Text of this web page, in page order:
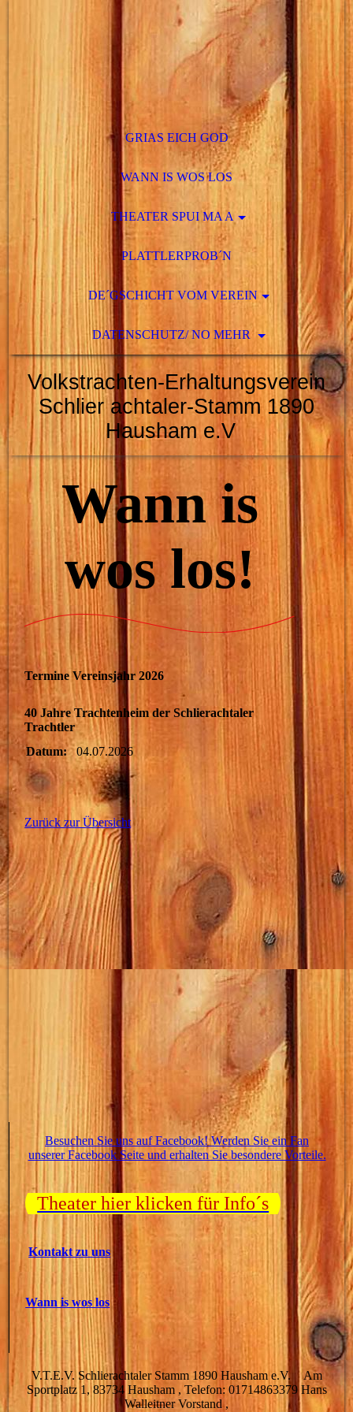
GRIAS EICH GOD
WANN IS WOS LOS
THEATER SPUI MA A
PLATTLERPROB´N
DE´GSCHICHT VOM VEREIN
DATENSCHUTZ/ NO MEHR
Volkstrachten-Erhaltungsverein
Schlier achtaler-Stamm 1890
Hausham e.V
Wann is
wos los!
Termine Vereinsjahr 2026
40 Jahre Trachtenheim der Schlierachtaler
Trachtler
Datum:
04.07.2026
Zurück zur Übersicht
Besuchen Sie uns auf Facebook! Werden Sie ein Fan
unserer Facebook Seite und erhalten Sie besondere Vorteile.
Theater hier klicken für Info´s
Kontakt zu uns
Wann is wos los
V.T.E.V. Schlierachtaler Stamm 1890 Hausham e.V. Am
Sportplatz 1, 83734 Hausham , Telefon: 01714863379 Hans
Walleitner Vorstand ,